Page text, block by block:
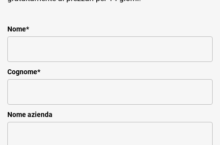
Nome*
Cognome*
Nome azienda